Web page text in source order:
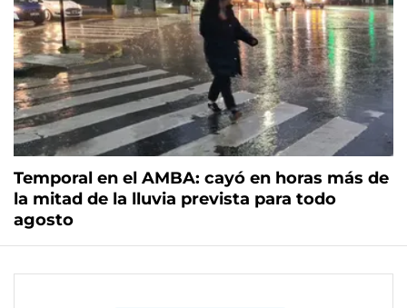
Temporal en el AMBA: cayó en horas más de
la mitad de la lluvia prevista para todo
agosto